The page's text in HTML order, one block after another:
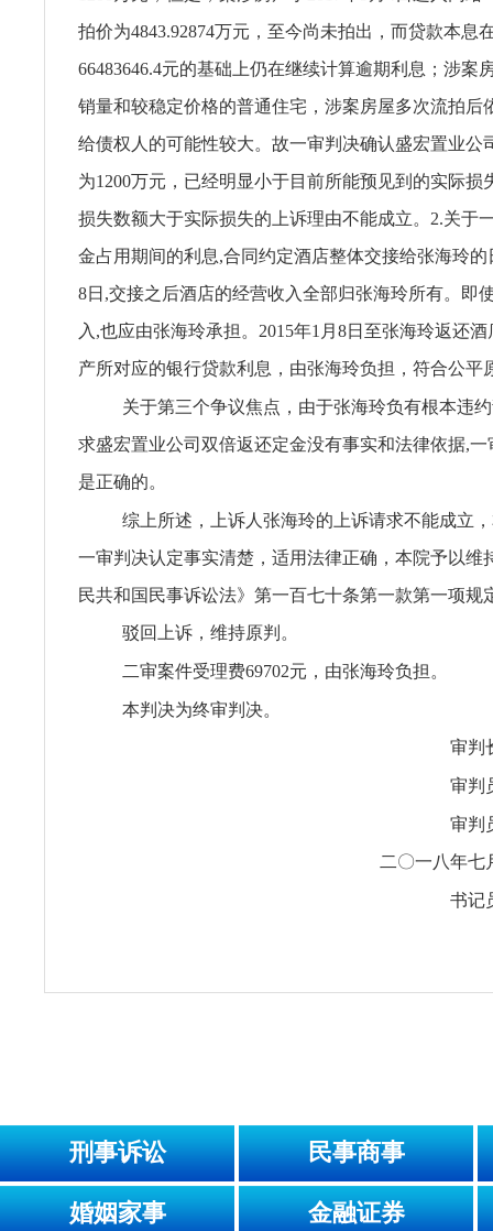
拍价为4843.92874万元，至今尚未拍出，而贷款本息
66483646.4元的基础上仍在继续计算逾期利息；涉案
销量和较稳定价格的普通住宅，涉案房屋多次流拍后
给债权人的可能性较大。故一审判决确认盛宏置业公
为1200万元，已经明显小于目前所能预见到的实际损
损失数额大于实际损失的上诉理由不能成立。2.关于
金占用期间的利息,合同约定酒店整体交接给张海玲的
8日,交接之后酒店的经营收入全部归张海玲所有。即
入,也应由张海玲承担。2015年1月8日至张海玲返还
产所对应的银行贷款利息，由张海玲负担，符合公平
关于第三个争议焦点，由于张海玲负有根本违
求盛宏置业公司双倍返还定金没有事实和法律依据,
是正确的。
综上所述，上诉人张海玲的上诉请求不能成立
一审判决认定事实清楚，适用法律正确，本院予以维
民共和国民事诉讼法》第一百七十条第一款第一项规
驳回上诉，维持原判。
二审案件受理费69702元，由张海玲负担。
本判决为终审判决。
审
审判
审判
二〇一八年七
书记
刑事诉讼 民事商事
婚姻家事 金融证券